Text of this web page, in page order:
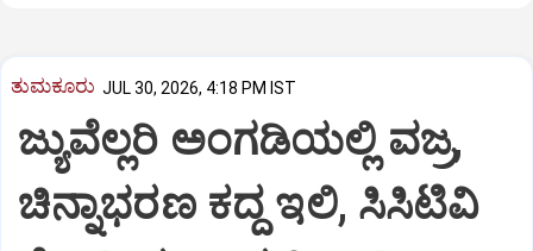
ತುಮಕೂರು JUL 30, 2026, 4:18 PM IST
ಜ್ಯುವೆಲ್ಲರಿ ಅಂಗಡಿಯಲ್ಲಿ ವಜ್ರ,
ಚಿನ್ನಾಭರಣ ಕದ್ದ ಇಲಿ, ಸಿಸಿಟಿವಿ